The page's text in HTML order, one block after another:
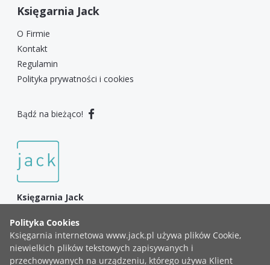
Księgarnia Jack
O Firmie
Kontakt
Regulamin
Polityka prywatności i cookies
Bądź na bieżąco!
Księgarnia Jack
+48 783 999 737
Chrześcijańska księgarnia internetowa - literatura, Biblie,
gadżety, muzyka i wiele więcej!